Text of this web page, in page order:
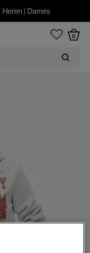
Heren | Dames
0